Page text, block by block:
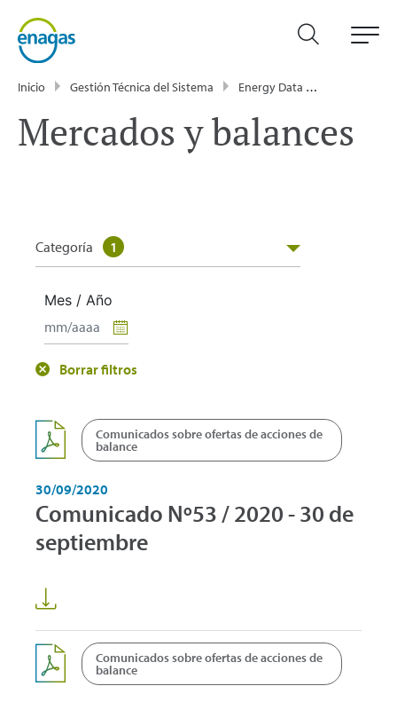
Inicio Gestión Técnica del Sistema Energy Data
Mercados y balances
Categoría 1
Mes / Año
Borrar filtros
Comunicados sobre ofertas de acciones de
balance
30/09/2020
Comunicado Nº53 / 2020 - 30 de
septiembre
Comunicados sobre ofertas de acciones de
balance